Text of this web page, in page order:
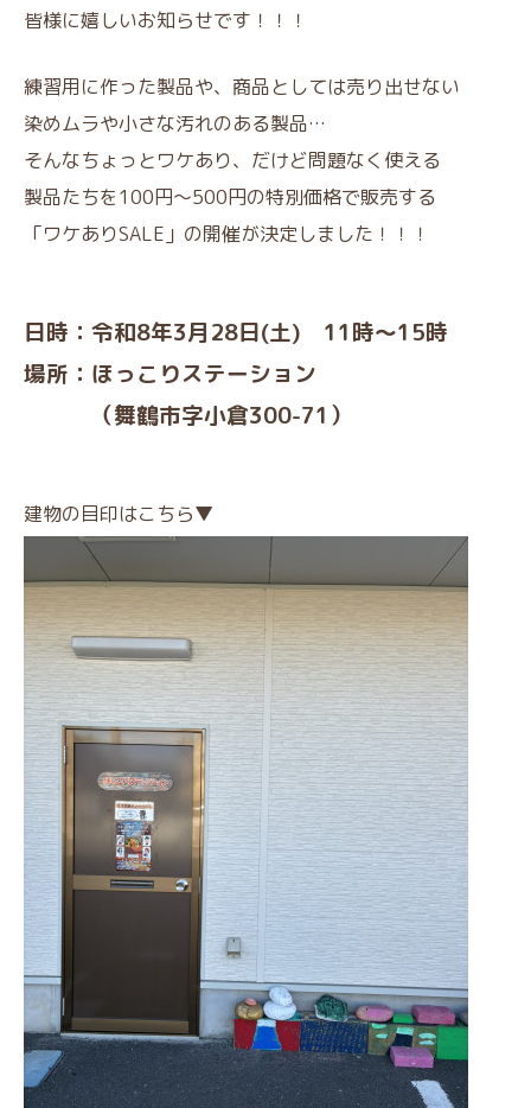
皆様に嬉しいお知らせです！！！
練習用に作った製品や、商品としては売り出せない
染めムラや小さな汚れのある製品…
そんなちょっとワケあり、だけど問題なく使える
製品たちを100円～500円の特別価格で販売する
「ワケありSALE」の開催が決定しました！！！
日時：令和8年3月28日(土) 11時～15時
場所：ほっこりステーション
（舞鶴市字小倉300-71）
建物の目印はこちら▼